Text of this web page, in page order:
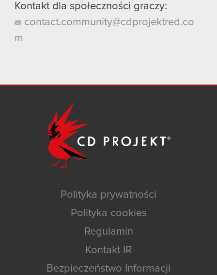
Kontakt dla społeczności graczy:
contact.community@cdprojektred.co
m
Polityka prywatności
Polityka cookies
Regulamin
Kontakt IR
Bezpieczeństwo Informacji